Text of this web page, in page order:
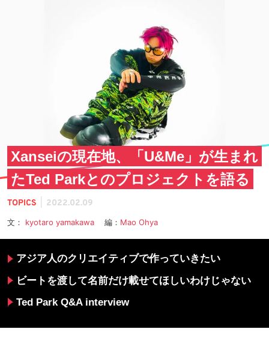
Xanseiの現在地、「U&Me」が生まれ
たTed Parkとのプロジェクトを語る
TOPICS 2022.02.09
文： kyotaro yamakawa 編： Mao Ohya
アジア人のクリエイティブで作っていきたい
ビートを渡して名前だけ載せてほしいわけじゃない
Ted Park Q&A interview